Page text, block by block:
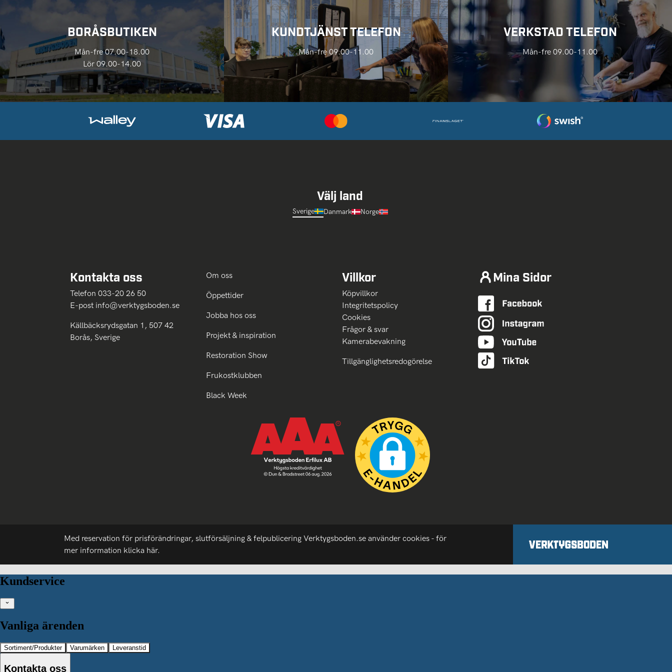
BORÅSBUTIKEN
Mån-fre 07.00-18.00
Lör 09.00-14.00
KUNDTJÄNST TELEFON
Mån-fre 09.00-11.00
VERKSTAD TELEFON
Mån-fre 09.00-11.00
Välj land
Sverige Danmark Norge
Kontakta oss
Telefon 033-20 26 50
E-post info@verktygsboden.se
Källbäcksrydsgatan 1, 507 42
Borås, Sverige
Om oss
Öppettider
Jobba hos oss
Projekt & inspiration
Restoration Show
Frukostklubben
Black Week
Villkor
Köpvillkor
Integritetspolicy
Cookies
Frågor & svar
Kamerabevakning
Tillgänglighetsredogörelse
Mina Sidor
Med reservation för prisförändringar, slutförsäljning & felpublicering Verktygsboden.se använder cookies - för
mer information klicka här.